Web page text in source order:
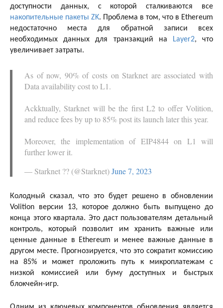
доступности данных, с которой сталкиваются все
накопительные пакеты ZK. Проблема в том, что в Ethereum
недостаточно места для обратной записи всех
необходимых данных для транзакций на
Layer2, что
увеличивает затраты.
As of now, 90% of costs on Starknet are associated with
Data availability cost to L1.
Ackktually, Starknet will be the first L2 to offer Volition,
and reduce fees by up to 85% post its launch later this year.
Moreover, the implementation of EIP4844 on L1 will
further lower it.
— Starknet ?? (@Starknet)June 7, 2023
Колодный сказал, что это будет решено в обновлении
Volition версии 13, которое должно быть выпущено до
конца этого квартала. Это даст пользователям детальный
контроль, который позволит им хранить важные или
ценные данные в Ethereum и менее важные данные в
другом месте. Прогнозируется, что это сократит комиссию
на 85% и может проложить путь к микроплатежам с
низкой комиссией или буму доступных и быстрых
блокчейн-игр.